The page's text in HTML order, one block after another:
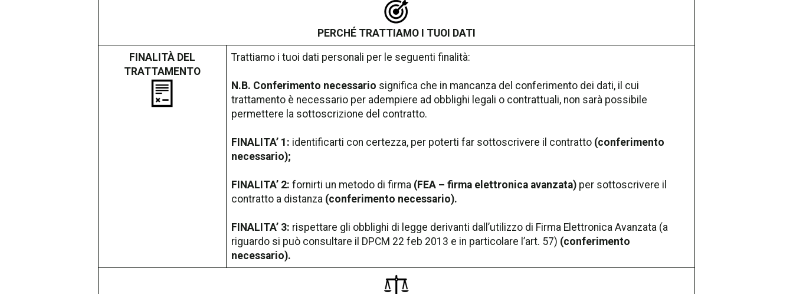
PERCHÉ TRATTIAMO I TUOI DATI
FINALITÀ DEL
TRATTAMENTO
Trattiamo i tuoi dati personali per le seguenti finalità:
N.B. Conferimento necessario significa che in mancanza del conferimento dei dati, il cui
trattamento è necessario per adempiere ad obblighi legali o contrattuali, non sarà possibile
permettere la sottoscrizione del contratto.
FINALITA’ 1: identificarti con certezza, per poterti far sottoscrivere il contratto (conferimento
necessario);
FINALITA’ 2: fornirti un metodo di firma (FEA – firma elettronica avanzata) per sottoscrivere il
contratto a distanza (conferimento necessario).
FINALITA’ 3: rispettare gli obblighi di legge derivanti dall’utilizzo di Firma Elettronica Avanzata (a
riguardo si può consultare il DPCM 22 feb 2013 e in particolare l’art. 57) (conferimento
necessario).